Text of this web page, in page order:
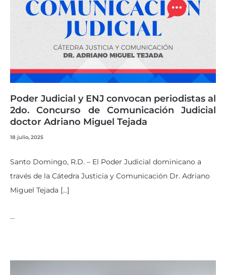
Poder Judicial y ENJ convocan periodistas al
2do. Concurso de Comunicación Judicial
doctor Adriano Miguel Tejada
18 julio, 2025
Santo Domingo, R.D. – El Poder Judicial dominicano a
través de la Cátedra Justicia y Comunicación Dr. Adriano
Miguel Tejada […]
…